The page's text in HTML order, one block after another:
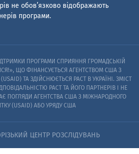
не обов’язково відображають
програми.
ПРОГРАМИ СПРИЯННЯ ГРОМАДСЬКІЙ
ЩО ФІНАНСУЄТЬСЯ АГЕНТСТВОМ США З
ТА ЗДІЙСНЮЄТЬСЯ PACT В УКРАЇНІ. ЗМІСТ
PACT ТА ЙОГО ПАРТНЕРІВ I НЕ
ПОГЛЯДИ АГЕНТСТВА США З МІЖНАРОДНОГО
(USAID) АБО УРЯДУ США
ЦЕНТР РОЗСЛІДУВАНЬ